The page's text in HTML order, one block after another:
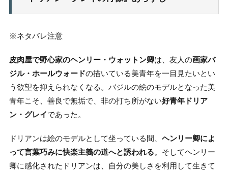
3.
おわりに
3-1.『ドリアン・グレイの肖像』を無料で読む
※ネタバレ注意
皮肉屋で野心家のヘンリー・ウォットン卿は、友人の画家バ
ジル・ホールウォードの描いている美青年を一目見たいとい
う欲望を抑えられなくなる。バジルの絵のモデルとなった美
青年こそ、善良で無垢で、非の打ち所がない好青年ドリア
ン・グレイであった。
ドリアンは絵のモデルとして坐っている間、 ヘンリー卿によ
って言葉巧みに快楽主義の道へと誘われる。そしてヘンリー
卿に感化されたドリアンは、自分の美しさを利用して生きて